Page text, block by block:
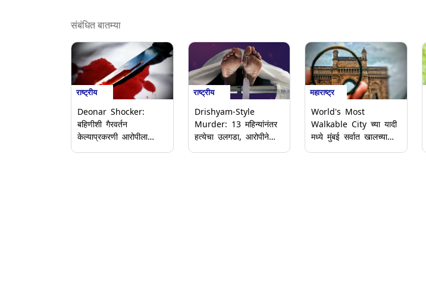
संबंधित बातम्या
राष्ट्रीय
Deonar Shocker:
बहिणीशी गैरवर्तन
केल्याप्रकरणी आरोपीला
राष्ट्रीय
Drishyam-Style
Murder: 13 महिन्यांनंतर
हत्येचा उलगडा, आरोपीने
महाराष्ट्र
World's Most
Walkable City च्या यादी
मध्ये मुंबई सर्वात खालच्या